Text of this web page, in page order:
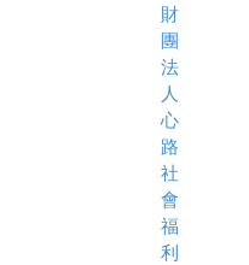
財
團
法
人
心
路
社
會
福
利